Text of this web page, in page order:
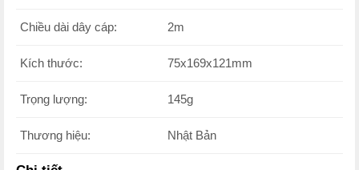
Chiều dài dây cáp: 2m
Kích thước: 75x169x121mm
Trọng lượng: 145g
Thương hiệu: Nhật Bản